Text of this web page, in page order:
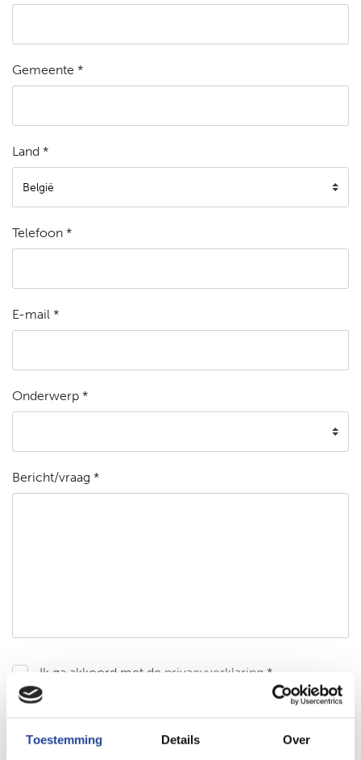
Toestemming Details Over
Gemeente *
Land *
Telefoon *
E-mail *
Onderwerp *
Bericht/vraag *
Ik ga akkoord met de privacyverklaring *